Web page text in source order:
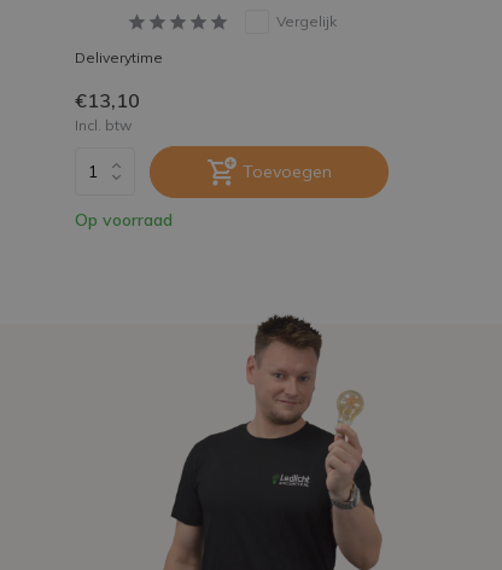
Vergelijk
Deliverytime
€13,10
Incl. btw
Toevoegen
Op voorraad